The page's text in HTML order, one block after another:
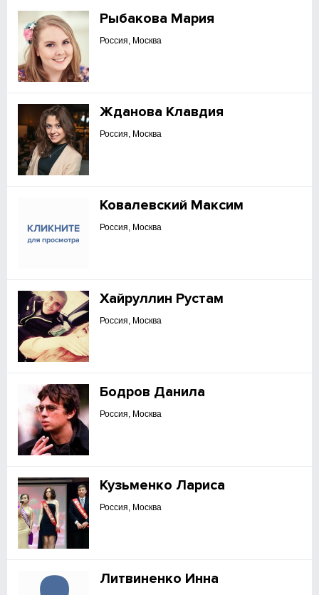
Рыбакова Мария
Россия, Москва
Жданова Клавдия
Россия, Москва
Ковалевский Максим
Россия, Москва
Хайруллин Рустам
Россия, Москва
Бодров Данила
Россия, Москва
Кузьменко Лариса
Россия, Москва
Литвиненко Инна